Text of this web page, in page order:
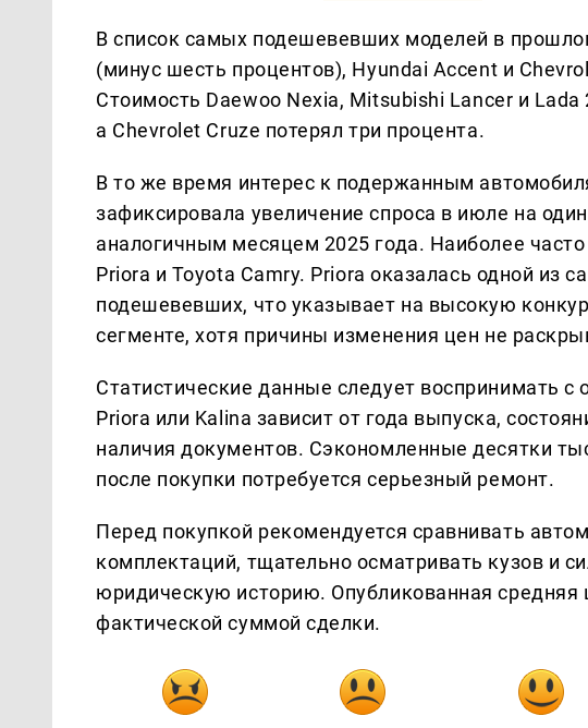
В список самых подешевевших моделей в
(минус шесть процентов), Hyundai Accent и
Стоимость Daewoo Nexia, Mitsubishi Lancer и
а Chevrolet Cruze потерял три процента.
В то же время интерес к подержанным
зафиксировала увеличение спроса в июле на
аналогичным месяцем 2025 года. Наиболее
Priora и Toyota Camry. Priora оказалась одной из
подешевевших, что указывает на высокую
сегменте, хотя причины изменения цен не
Статистические данные следует воспринимать
Priora или Kalina зависит от года выпуска,
наличия документов. Сэкономленные десятки
после покупки потребуется серьезный ремонт.
Перед покупкой рекомендуется сравнивать
комплектаций, тщательно осматривать кузов и
юридическую историю. Опубликованная средняя
фактической суммой сделки.